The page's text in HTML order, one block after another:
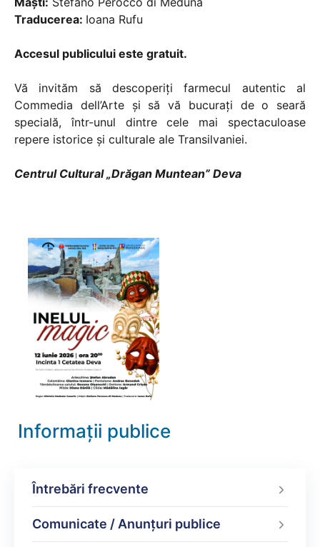
Traducerea: Ioana Rufu
Accesul publicului este gratuit.
Vă invităm să descoperiți farmecul autentic al
Commedia dell’Arte și să vă bucurați de o seară
specială, într-unul dintre cele mai spectaculoase
repere istorice și culturale ale Transilvaniei.
Centrul Cultural „Drăgan Muntean” Deva
Informații publice
Întrebări frecvente
Comunicate / Anunțuri publice